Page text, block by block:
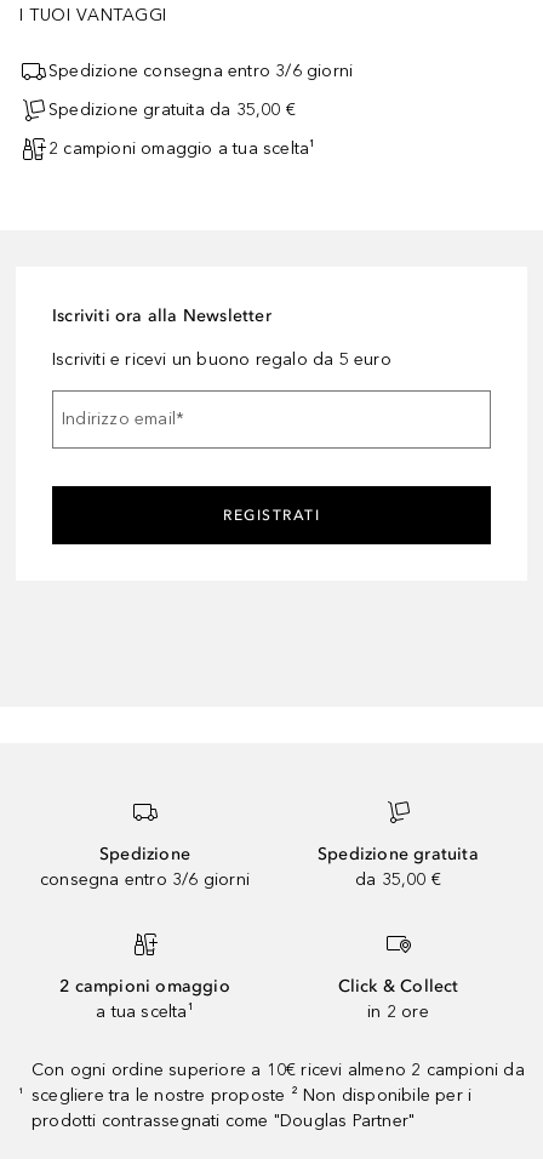
I TUOI VANTAGGI
Spedizione consegna entro 3/6 giorni
Spedizione gratuita da 35,00 €
2 campioni omaggio a tua scelta¹
Iscriviti ora alla Newsletter
Iscriviti e ricevi un buono regalo da 5 euro
Indirizzo email*
REGISTRATI
Spedizione
consegna entro 3/6 giorni
Spedizione gratuita
da 35,00 €
2 campioni omaggio
a tua scelta¹
Click & Collect
in 2 ore
¹
Con ogni ordine superiore a 10€ ricevi almeno 2 campioni da
scegliere tra le nostre proposte ² Non disponibile per i
prodotti contrassegnati come "Douglas Partner"